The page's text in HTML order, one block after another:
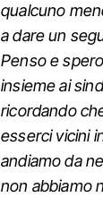
qualcuno
a dare un
Penso e
insieme ai
ricordando
esserci vicini
andiamo da
non abbiamo